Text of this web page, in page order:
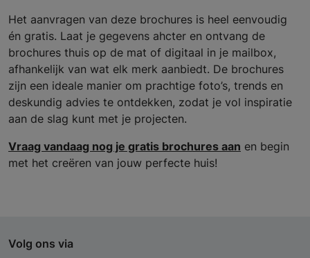
Het aanvragen van deze brochures is heel eenvoudig
én gratis. Laat je gegevens ahcter en ontvang de
brochures thuis op de mat of digitaal in je mailbox,
afhankelijk van wat elk merk aanbiedt. De brochures
zijn een ideale manier om prachtige foto’s, trends en
deskundig advies te ontdekken, zodat je vol inspiratie
aan de slag kunt met je projecten.
Vraag vandaag nog je gratis brochures aan en begin
met het creëren van jouw perfecte huis!
Volg ons via